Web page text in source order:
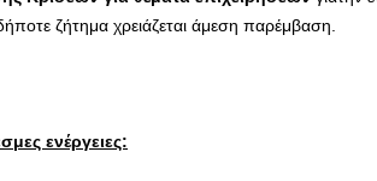
ζήτημα χρειάζεται άμεση παρέμβαση.
ενέργειες: